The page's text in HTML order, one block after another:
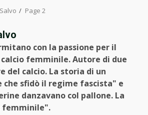
Page 2
con la passione per il
femminile. Autore di due
del calcio. La storia di un
che sfidò il regime fascista" e
danzavano col pallone. La
femminile".